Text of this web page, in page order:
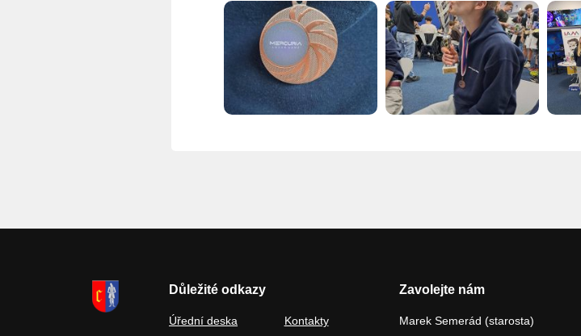
Důležité odkazy
Úřední deska
Kontakty
Zavolejte nám
Marek Semerád (starosta)